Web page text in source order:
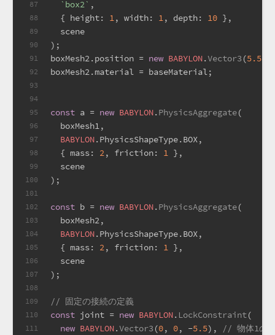
87
88
89
90
91
92
93
94
95
96
97
98
99
100
101
102
103
104
105
106
107
108
109
110
111
`box2` ,
  {
height: 1, width: 1, depth: 10 },
  scene
);
boxMesh2.position = new BABYLON.Vector3 (5.5
boxMesh2.material = baseMaterial;
const a = new BABYLON.PhysicsAggregate(
  boxMesh1,
BABYLON.PhysicsShapeType.BOX,
  {
mass: 2, friction: 1 },
  scene
);
const b = new BABYLON.PhysicsAggregate(
  boxMesh2,
BABYLON.PhysicsShapeType.BOX,
  {
mass: 2, friction: 1 },
  scene
);
// 固定の接続の定義
const joint = new BABYLON. LockConstraint(
new BABYLON.Vector3 (0, 0, -5.5),
// 物体1のど